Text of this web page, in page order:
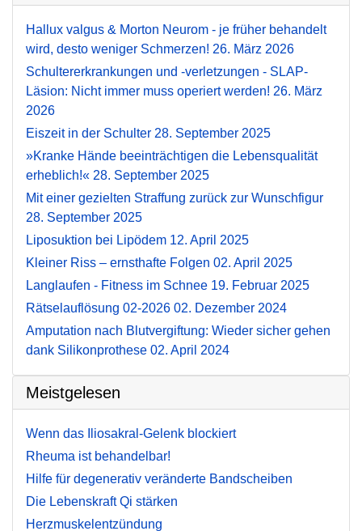
Hallux valgus & Morton Neurom - je früher behandelt
wird, desto weniger Schmerzen! 26. März 2026
Schultererkrankungen und -verletzungen - SLAP-
Läsion: Nicht immer muss operiert werden! 26. März
2026
Eiszeit in der Schulter 28. September 2025
»Kranke Hände beeinträchtigen die Lebensqualität
erheblich!« 28. September 2025
Mit einer gezielten Straffung zurück zur Wunschfigur
28. September 2025
Liposuktion bei Lipödem 12. April 2025
Kleiner Riss – ernsthafte Folgen 02. April 2025
Langlaufen - Fitness im Schnee 19. Februar 2025
Rätselauflösung 02-2026 02. Dezember 2024
Amputation nach Blutvergiftung: Wieder sicher gehen
dank Silikonprothese 02. April 2024
Meistgelesen
Wenn das Iliosakral-Gelenk blockiert
Rheuma ist behandelbar!
Hilfe für degenerativ veränderte Bandscheiben
Die Lebenskraft Qi stärken
Herzmuskelentzündung